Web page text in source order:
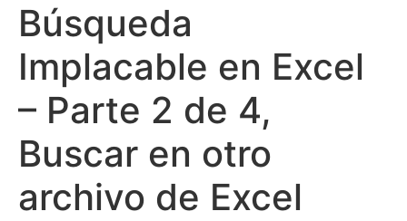
Búsqueda
Implacable en Excel
– Parte 2 de 4,
Buscar en otro
archivo de Excel